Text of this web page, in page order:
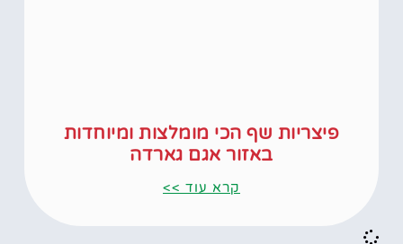
פיצריות שף הכי מומלצות ומיוחדות
באזור אגם גארדה
קרא עוד >>